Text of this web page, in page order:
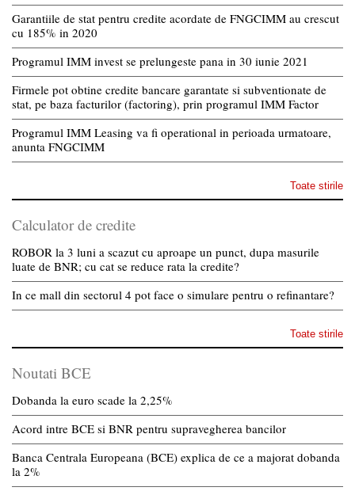
Garantiile de stat pentru credite acordate de FNGCIMM au crescut
cu 185% in 2020
Programul IMM invest se prelungeste pana in 30 iunie 2021
Firmele pot obtine credite bancare garantate si subventionate de
stat, pe baza facturilor (factoring), prin programul IMM Factor
Programul IMM Leasing va fi operational in perioada urmatoare,
anunta FNGCIMM
Toate stirile
Calculator de credite
ROBOR la 3 luni a scazut cu aproape un punct, dupa masurile
luate de BNR; cu cat se reduce rata la credite?
In ce mall din sectorul 4 pot face o simulare pentru o refinantare?
Toate stirile
Noutati BCE
Dobanda la euro scade la 2,25%
Acord intre BCE si BNR pentru supravegherea bancilor
Banca Centrala Europeana (BCE) explica de ce a majorat dobanda
la 2%